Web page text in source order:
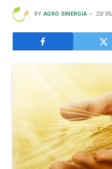
BY AGRO SINERGIA 23/